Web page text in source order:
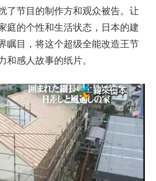
了节目的制作方和观众被告。让
庭的个性和生活状态，日本的建
瞩目，将这个超级全能改造王节
和感人故事的纸片。